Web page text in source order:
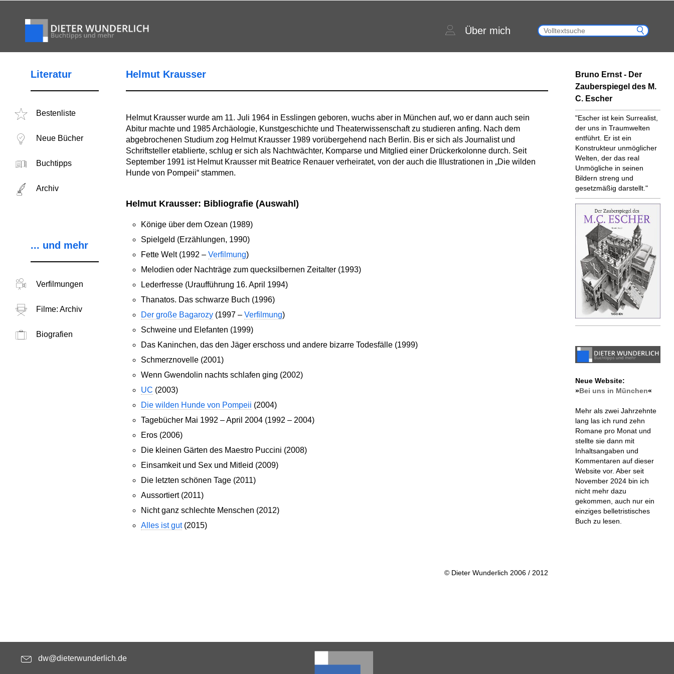
Über mich
Literatur
Bestenliste
Neue Bücher
Buchtipps
Archiv
... und mehr
Verfilmungen
Filme: Archiv
Biografien
Helmut Krausser
Helmut Krausser wurde am 11. Juli 1964 in Esslingen geboren, wuchs aber in München auf, wo er dann auch sein
Abitur machte und 1985 Archäologie, Kunstgeschichte und Theaterwissenschaft zu studieren anfing. Nach dem
abgebrochenen Studium zog Helmut Krausser 1989 vorübergehend nach Berlin. Bis er sich als Journalist und
Schriftsteller etablierte, schlug er sich als Nachtwächter, Komparse und Mitglied einer Drückerkolonne durch. Seit
September 1991 ist Helmut Krausser mit Beatrice Renauer verheiratet, von der auch die Illustrationen in „Die wilden
Hunde von Pompeii“ stammen.
Helmut Krausser: Bibliografie (Auswahl)
Könige über dem Ozean (1989)
Spielgeld (Erzählungen, 1990)
Fette Welt (1992 – Verfilmung)
Melodien oder Nachträge zum quecksilbernen Zeitalter (1993)
Lederfresse (Uraufführung 16. April 1994)
Thanatos. Das schwarze Buch (1996)
Der große Bagarozy(1997 – Verfilmung)
Schweine und Elefanten (1999)
Das Kaninchen, das den Jäger erschoss und andere bizarre Todesfälle (1999)
Schmerznovelle (2001)
Wenn Gwendolin nachts schlafen ging (2002)
UC (2003)
Die wilden Hunde von Pompeii (2004)
Tagebücher Mai 1992 – April 2004 (1992 – 2004)
Eros (2006)
Die kleinen Gärten des Maestro Puccini (2008)
Einsamkeit und Sex und Mitleid (2009)
Die letzten schönen Tage (2011)
Aussortiert (2011)
Nicht ganz schlechte Menschen (2012)
Alles ist gut(2015)
© Dieter Wunderlich 2006 / 2012
Bruno Ernst - Der
Zauberspiegel des M.
C. Escher
"Escher ist kein Surrealist,
der uns in Traumwelten
entführt. Er ist ein
Konstrukteur unmöglicher
Welten, der das real
Unmögliche in seinen
Bildern streng und
gesetzmäßig darstellt."
Neue Website:
»Bei uns in München«
Mehr als zwei Jahrzehnte
lang las ich rund zehn
Romane pro Monat und
stellte sie dann mit
Inhaltsangaben und
Kommentaren auf dieser
Website vor. Aber seit
November 2024 bin ich
nicht mehr dazu
gekommen, auch nur ein
einziges belletristisches
Buch zu lesen.
dw@dieterwunderlich.de